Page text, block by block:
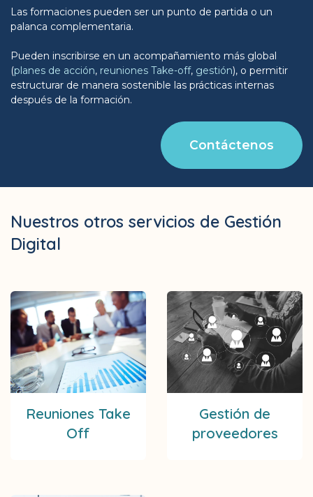
Las formaciones pueden ser un punto de partida o un
palanca complementaria.
Pueden inscribirse en un acompañamiento más global
(planes de acción, reuniones Take-off, gestión), o permitir
estructurar de manera sostenible las prácticas internas
después de la formación.
Contáctenos
Nuestros otros servicios de Gestión
Digital
Reuniones Take
Off
Gestión de
proveedores